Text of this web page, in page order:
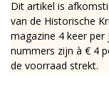
Dit artikel is
van de Historische
magazine 4 keer per
nummers zijn à € 4
de voorraad strekt.